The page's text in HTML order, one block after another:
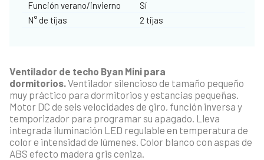
Función verano/invierno
Sí
N° de tijas
2 tijas
Ventilador de techo Byan Mini para
dormitorios. Ventilador silencioso de tamaño pequeño
muy práctico para dormitorios y estancias pequeñas.
Motor DC de seis velocidades de giro, función inversa y
temporizador para programar su apagado. Lleva
integrada iluminación LED regulable en temperatura de
color e intensidad de lúmenes. Color blanco con aspas de
ABS efecto madera gris ceniza.